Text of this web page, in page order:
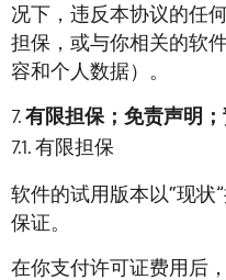
况下，违反本协议的任
担保，或与你相关的软
容和个人数据）。
有限担保；免责声明；
有限担保
软件的试用版本以“现状
保证。
在你支付许可证费用后